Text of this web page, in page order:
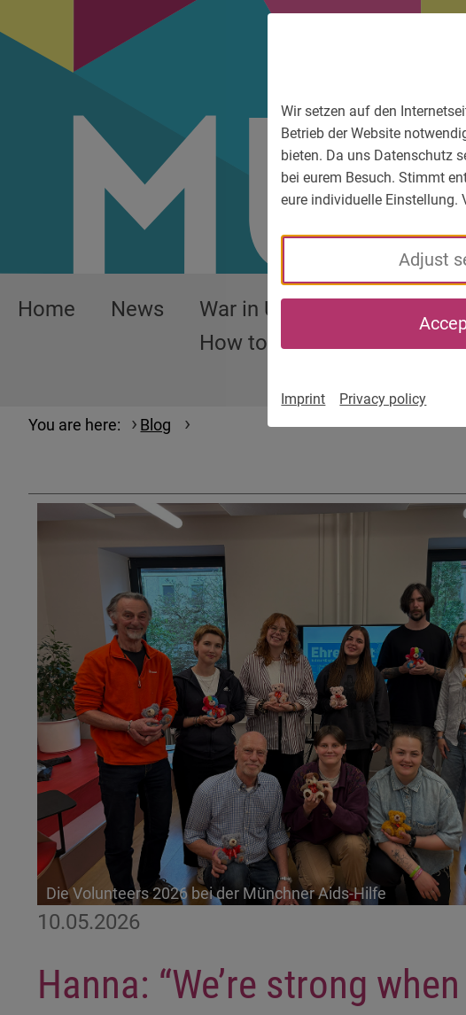
Wir setzen auf den
Betrieb der Website
bieten. Da uns Datenschutz
bei eurem Besuch. Stimmt
eure individuelle Einstellung.
Adjust
Imprint Privacy policy
To language menu
To service information
Home News
War in Ukraine –
How to help
the
You are here: Blog
10.05.2026
Hanna: “We’re strong when
Die Volunteers 2026 bei der Münchner Aids-Hilfe